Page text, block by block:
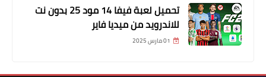
تحميل لعبة فيفا 14 مود 25 بدون نت
للاندرويد من ميديا فاير
01 مارس 2025